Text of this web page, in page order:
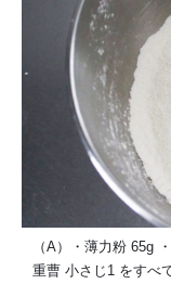
（A）・薄力粉 65g
重曹 小さじ1 をすべ